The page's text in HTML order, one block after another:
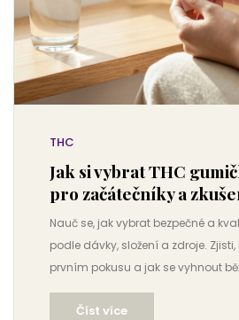
THC
Jak si vybrat THC
pro začátečníky a
Nauč se, jak vybrat bezpečné a
podle dávky, složení a zdroje. Zjisti,
prvním pokusu a jak se vyhnout
Číst více